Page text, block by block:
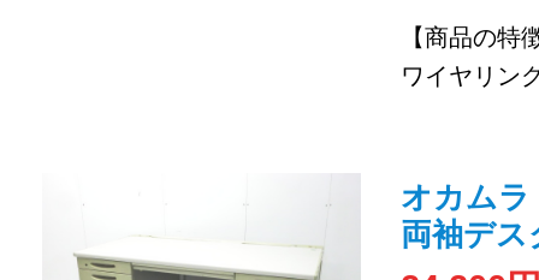
【商品の特
ワイヤリン
オカムラ
両袖デス